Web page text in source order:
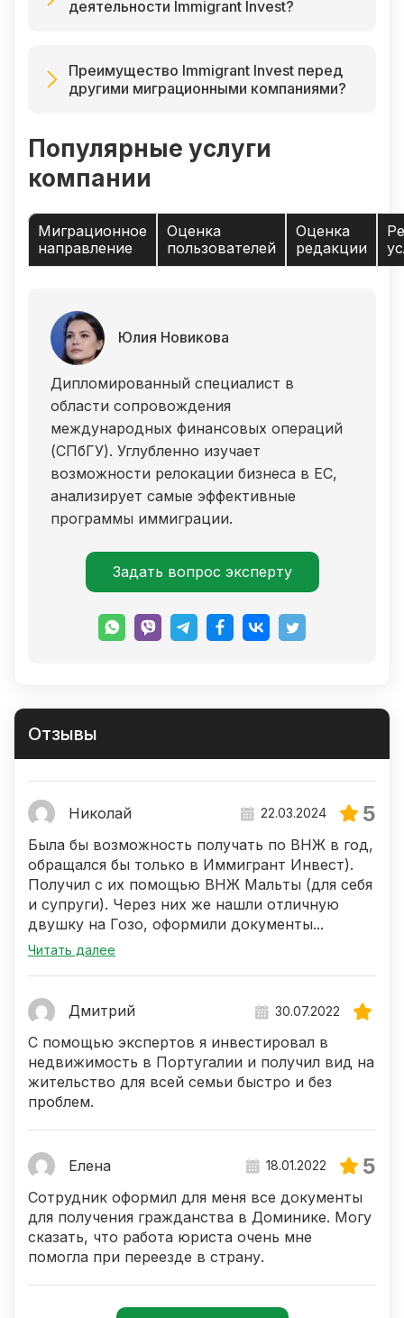
деятельности Immigrant Invest?
Преимущество Immigrant Invest перед
другими миграционными компаниями?
Популярные услуги
компании
Миграционное
направление
Оценка
пользователей
Оценка
редакции
Юлия Новикова
Дипломированный специалист в
области сопровождения
международных финансовых операций
(СПбГУ). Углубленно изучает
возможности релокации бизнеса в ЕС,
анализирует самые эффективные
программы иммиграции.
Задать вопрос эксперту
Отзывы
Николай 22.03.2024 5
Была бы возможность получать по ВНЖ в год,
обращался бы только в Иммигрант Инвест).
Получил с их помощью ВНЖ Мальты (для себя
и супруги). Через них же нашли отличную
двушку на Гозо, оформили документы...
Читать далее
Дмитрий 30.07.2022
С помощью экспертов я инвестировал в
недвижимость в Португалии и получил вид на
жительство для всей семьи быстро и без
проблем.
Елена 18.01.2022 5
Сотрудник оформил для меня все документы
для получения гражданства в Доминике. Могу
сказать, что работа юриста очень мне
помогла при переезде в страну.